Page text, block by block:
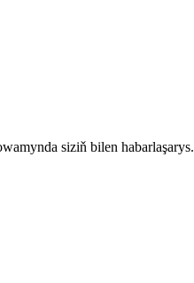
siziň bilen habarlaşarys.